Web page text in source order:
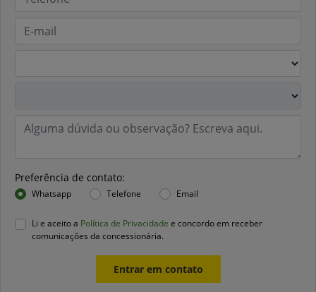
Preferência de contato:
Whatsapp Telefone Email
Li e aceito a Política de Privacidade e concordo em receber
comunicações da concessionária.
Entrar em contato